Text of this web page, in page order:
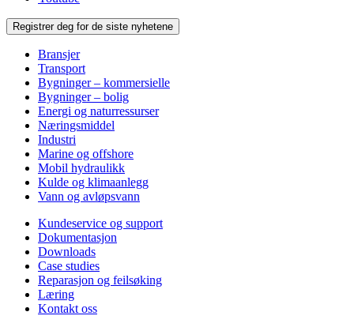
Registrer deg for de siste nyhetene
Bransjer
Transport
Bygninger – kommersielle
Bygninger – bolig
Energi og naturressurser
Næringsmiddel
Industri
Marine og offshore
Mobil hydraulikk
Kulde og klimaanlegg
Vann og avløpsvann
Kundeservice og support
Dokumentasjon
Downloads
Case studies
Reparasjon og feilsøking
Læring
Kontakt oss